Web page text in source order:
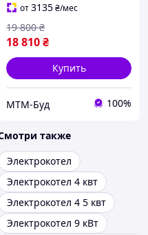
от3135₴/мес
18 810₴
19 800 ₴
Купить
МТМ-Буд 100%
также
Электрокотел
Электрокотел 4 квт
Электрокотел 4 5 квт
Электрокотел 9 кВт